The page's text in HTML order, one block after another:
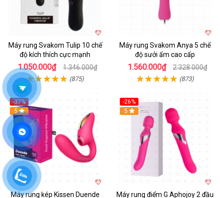
Máy rung Svakom Tulip 10 chế
độ kích thích cực mạnh
1.050.000₫ 1.346.000₫
(875)
Máy rung Svakom Anya 5 chế
độ sưởi ấm cao cấp
1.560.000₫ 2.328.000₫
(873)
-37%
Hot
5
Máy rung kép Kissen Duende
-26%
Hot
5
Máy rung điểm G Aphojoy 2 đầu